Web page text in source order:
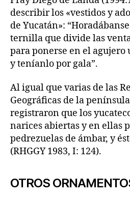
describir los «vestidos y
de Yucatán»:
ternilla que divide las
para ponerse en el
y teníanlo por gala”.
Al igual que varias de las
Geográficas de la
registraron que los
narices abiertas y en ellas
pedrezuelas de ámbar, y
(RHGGY 1983, I: 124).
OTROS